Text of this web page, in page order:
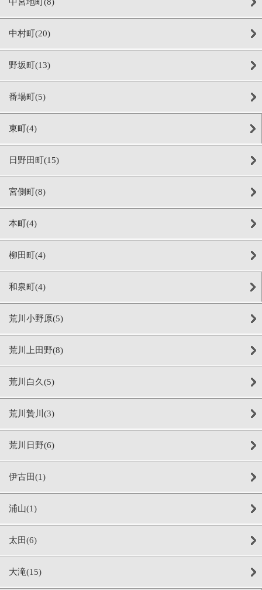
中村町(20)
野坂町(13)
番場町(5)
東町(4)
日野田町(15)
宮側町(8)
本町(4)
柳田町(4)
和泉町(4)
荒川小野原(5)
荒川上田野(8)
荒川白久(5)
荒川贄川(3)
荒川日野(6)
伊古田(1)
浦山(1)
太田(6)
大滝(15)